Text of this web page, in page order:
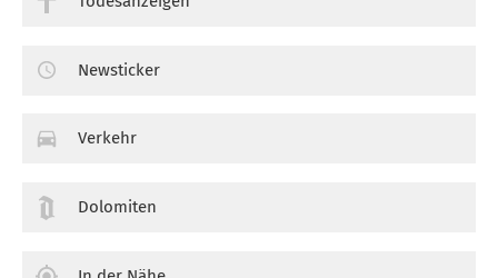
Newsticker
Verkehr
Dolomiten